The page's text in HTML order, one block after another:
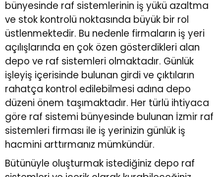
bünyesinde raf sistemlerinin iş yükü azaltma
ve stok kontrolü noktasında büyük bir rol
üstlenmektedir. Bu nedenle firmaların iş yeri
açılışlarında en çok özen gösterdikleri alan
depo ve raf sistemleri olmaktadır. Günlük
işleyiş içerisinde bulunan girdi ve çıktıların
rahatça kontrol edilebilmesi adına depo
düzeni önem taşımaktadır. Her türlü ihtiyaca
göre raf sistemi bünyesinde bulunan İzmir raf
sistemleri firması ile iş yerinizin günlük iş
hacmini arttırmanız mümkündür.
Bütünüyle oluşturmak istediğiniz depo raf